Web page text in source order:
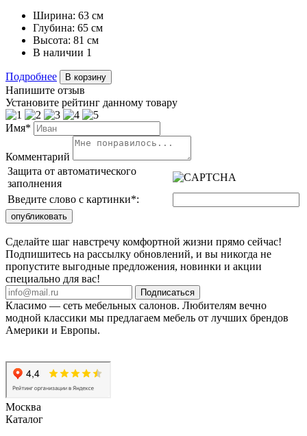
Ширина: 63 см
Глубина: 65 см
Высота: 81 см
В наличии 1
Подробнее В корзину
Напишите отзыв
Установите рейтинг данному товару
Имя*
Комментарий
Защита от автоматического
заполнения
Введите слово с картинки*:
Сделайте шаг навстречу комфортной жизни прямо сейчас!
Подпишитесь на рассылку обновлений, и вы никогда не
пропустите выгодные предложения, новинки и акции
специально для вас!
Подписаться
Класимо — cеть мебельных салонов. Любителям вечно
модной классики мы предлагаем мебель от лучших брендов
Америки и Европы.
Москва
Каталог